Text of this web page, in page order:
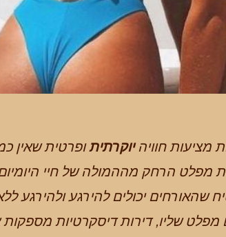
מציעות חוויהיוקרתיתופרטית שאין
מפלט הרחק מההמולה של חיי
יכולים להירגע ולהירגע
שליו, דירות דיסקרטיות